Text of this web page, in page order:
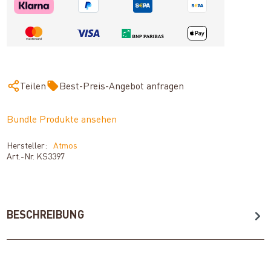
Teilen Best-Preis-Angebot anfragen
Bundle Produkte ansehen
Hersteller:
Atmos
Art.-Nr. KS3397
BESCHREIBUNG